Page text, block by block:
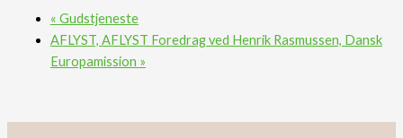
« Gudstjeneste
AFLYST, AFLYST Foredrag ved Henrik Rasmussen, Dansk
Europamission »